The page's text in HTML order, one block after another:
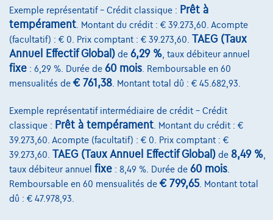
Comparer
Voir le véhicule
Exemple représentatif – Crédit classique : Prêt à
tempérament . Montant du crédit : € 39.273,60. Acompte
(facultatif) : € 0. Prix comptant : € 39.273,60. TAEG (Taux
Annuel Effectif Global) de 6,29 % , taux débiteur annuel
fixe : 6,29 %. Durée de 60 mois . Remboursable en 60
mensualités de € 761,38 . Montant total dû : € 45.682,93.
Exemple représentatif intermédiaire de crédit – Crédit
classique : Prêt à tempérament . Montant du crédit : €
39.273,60. Acompte (facultatif) : € 0. Prix comptant : €
39.273,60. TAEG (Taux Annuel Effectif Global) de 8,49 %
taux débiteur annuel fixe : 8,49 %. Durée de 60 mois
Remboursable en 60 mensualités de € 799,65. Montant total
dû : € 47.978,93.